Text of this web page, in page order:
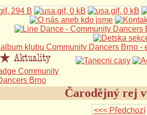
Čarodějný rej
<<< Předchozí